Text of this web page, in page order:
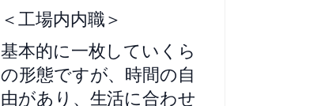
＜工場内内職＞
基本的に一枚していくら
の形態ですが、時間の自
由があり、生活に合わせ